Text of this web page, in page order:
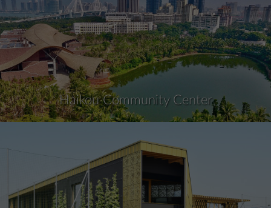
Haikou Community Center